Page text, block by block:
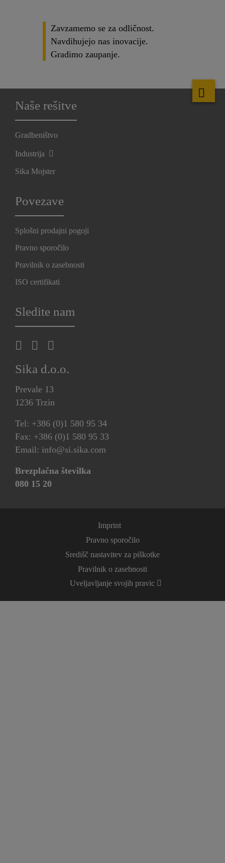
Zavzamemo se za odličnost.
Navdihujejo nas inovacije.
Gradimo zaupanje.
Naše rešitve
Gradbeništvo
Industrija
Sika Mojster
Povezave
Splošni prodajni pogoji
Pravno sporočilo
Pravilnik o zasebnosti
ISO certifikati
Sledite nam
Sika d.o.o.
Prevale 13
1236 Trzin
Tel: +386 (0)1 580 95 34
Fax: +386 (0)1 580 95 33
Email: info@si.sika.com
Brezplačna številka
080 15 20
Imprint
Pravno sporočilo
Središč nastavitev za piškotke
Pravilnik o zasebnosti
Uveljavljanje svojih pravic